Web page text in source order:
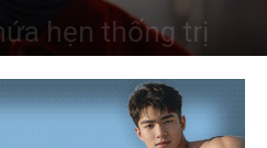
hẹn thống trị